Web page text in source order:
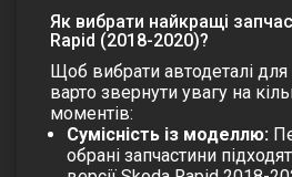
Як вибрати найкращі
Rapid (2018-2020)?
Щоб вибрати автодеталі
варто звернути увагу на
моментів:
Сумісність із моделлю:
обрані запчастини